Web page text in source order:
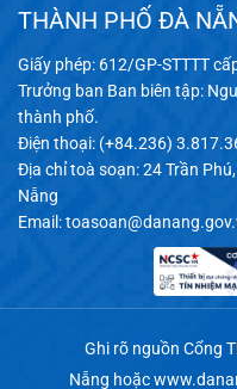
THÀNH PHỐ ĐÀ
Giấy phép: 612/GP-STTTT
Trưởng ban Ban biên tập:
thành phố.
Điện thoại: (+84.236)
Địa chỉ toà soạn: 24 Trần
Nẵng
Email:
Ghi rõ nguồn Cổng
Nẵng hoặc